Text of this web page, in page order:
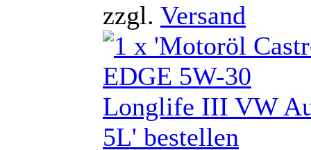
zzgl. Versand